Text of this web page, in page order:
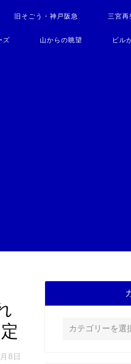
旧そごう・神戸阪急 三宮再
ズ 山からの眺望 ビル
8日